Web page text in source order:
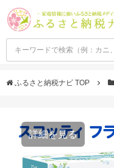
ふるさと納税ナビ TOP
詳細を見る